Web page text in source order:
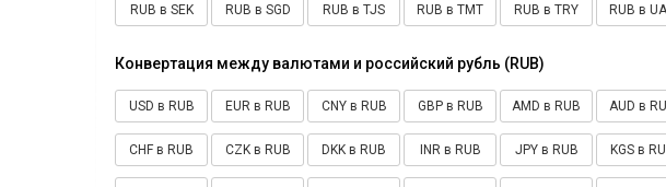
RUB в SEK RUB в SGD RUB в TJS RUB в TMT RUB в TRY RUB в
Конвертация между валютами и российский рубль (RUB)
USD в RUB EUR в RUB CNY в RUB GBP в RUB AMD в RUB AUD в
CHF в RUB CZK в RUB DKK в RUB INR в RUB JPY в RUB KGS в